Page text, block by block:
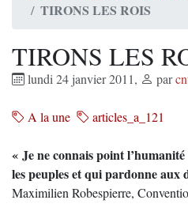
TIRONS LES ROIS
TIRONS LES
lundi 24 janvier 2011, par
A la une articles_a_121
« Je ne connais point
les peuples et qui pardonne aux
Maximilien Robespierre,